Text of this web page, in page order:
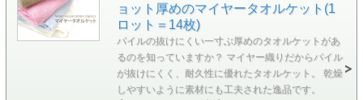
ョット厚めのマイヤータオルケット(1
ロット＝14枚)
パイルの抜けにくい一寸ぶ厚めのタオルケットがあ
るのを知っていますか？ マイヤー織りだからパイル
が抜けにくく、耐久性に優れたタオルケット。 乾燥
しやすいように素材にも工夫された逸品です。